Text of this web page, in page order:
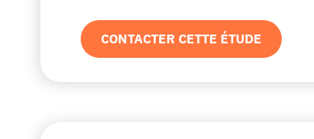
CONTACTER CETTE ÉTUDE